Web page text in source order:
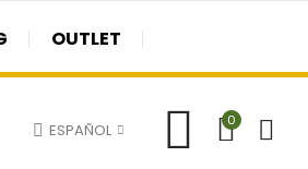
OUTLET
ESPAÑOL 0